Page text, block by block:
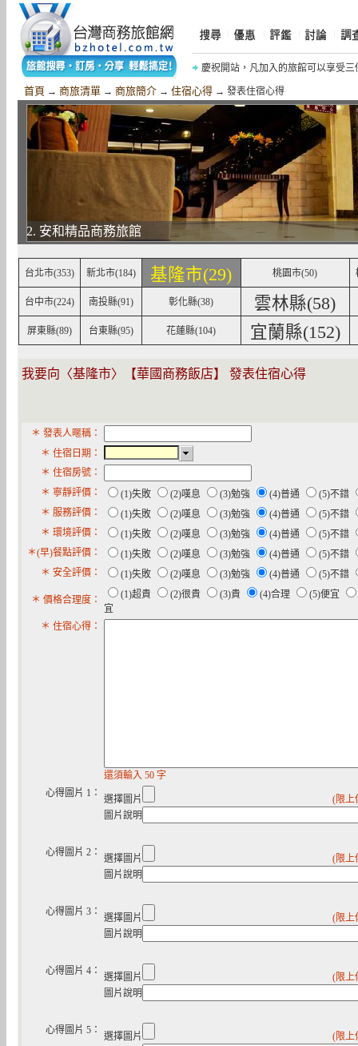
慶祝開站，凡加入的旅館可以享受
首頁 → 商旅清單 → 商旅簡介 → 住宿心得 → 發表住宿心得
2. 安和精品商務旅館
台北市(353) 新北市(184) 基隆市(29) 桃園市(50)
台中市(224) 南投縣(91) 彰化縣(38) 雲林縣(58)
屏東縣(89) 台東縣(95) 花蓮縣(104) 宜蘭縣(152)
我要向〈基隆市〉【華國商務飯店】 發表住宿心得
＊ 發表人暱稱：
＊ 住宿日期：
＊ 住宿房號：
＊ 寧靜評價：
(1)失敗 (2)嘆息 (3)勉強 (4)普通
(5)不錯
＊ 服務評價：
(1)失敗 (2)嘆息 (3)勉強 (4)普通
(5)不錯
＊ 環境評價：
(1)失敗 (2)嘆息 (3)勉強 (4)普通
(5)不錯
＊(早)餐點評價：
(1)失敗 (2)嘆息 (3)勉強 (4)普通
(5)不錯
＊ 安全評價：
(1)失敗 (2)嘆息 (3)勉強 (4)普通 (5)不錯
＊ 價格合理度： (1)超貴 (2)很貴 (3)貴 (4)合理
(5)便宜
宜
＊ 住宿心得：
還須輸入 50 字
心得圖片 1：
選擇圖片
(限上
圖片說明
心得圖片 2：
選擇圖片
(限上
圖片說明
心得圖片 3：
選擇圖片
(限上
圖片說明
心得圖片 4：
選擇圖片
(限上
圖片說明
心得圖片 5：
選擇圖片
(限上